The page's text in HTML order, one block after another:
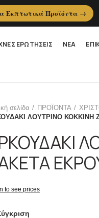
ΕΡΩΤΗΣΕΙΣ ΝΕΑ
σελίδα ΠΡΟΪΟΝΤΑ
ΛΟΥΤΡΙΝΟ ΚΟΚΚΙΝΗ
to see prices
Εκπτωτικά Προϊόντα →